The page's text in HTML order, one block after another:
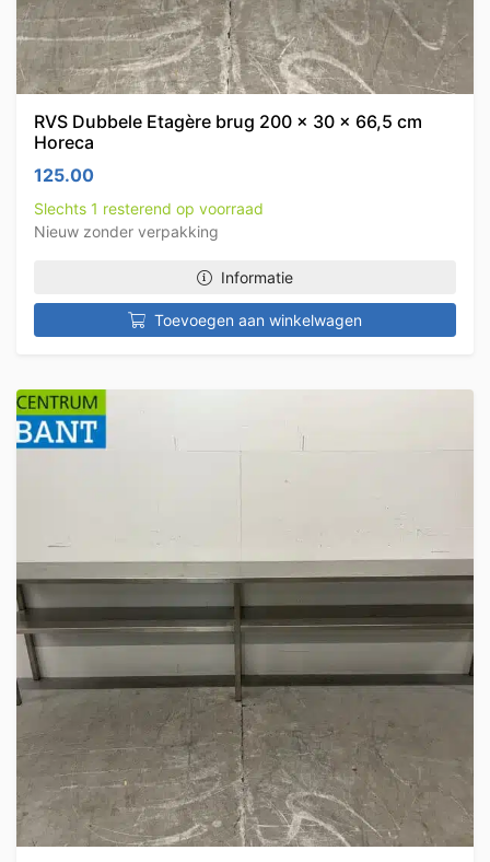
RVS Dubbele Etagère brug 200 x 30 x 66,5 cm
Horeca
125.00
Slechts 1 resterend op voorraad
Nieuw zonder verpakking
Informatie
Toevoegen aan winkelwagen